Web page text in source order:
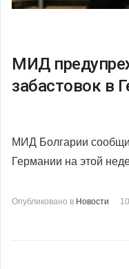
МИД
забастовок в
МИД Болгарии
Германии на этой
Опубликовано в Новости